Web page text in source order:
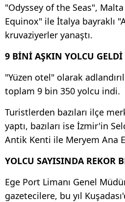
"Odyssey of the Seas",
Equinox" ile İtalya bayraklı
kruvaziyerler yanaştı.
9 BİNİ AŞKIN YOLCU GELDİ
"Yüzen otel" olarak
toplam 9 bin 350 yolcu indi.
Turistlerden bazıları ilçe
yaptı, bazıları ise İzmir'in
Antik Kenti ile Meryem Ana
YOLCU SAYISINDA REKOR
Ege Port Limanı Genel
gazetecilere, bu yıl